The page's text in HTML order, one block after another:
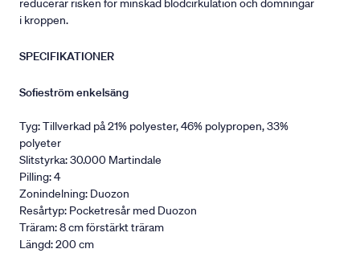
reducerar risken för minskad blodcirkulation och domningar
i kroppen.
SPECIFIKATIONER
Sofieström enkelsäng
Tyg: Tillverkad på 21% polyester, 46% polypropen, 33%
polyeter
Slitstyrka: 30.000 Martindale
Pilling: 4
Zonindelning: Duozon
Resårtyp: Pocketresår med Duozon
Träram: 8 cm förstärkt träram
Längd: 200 cm